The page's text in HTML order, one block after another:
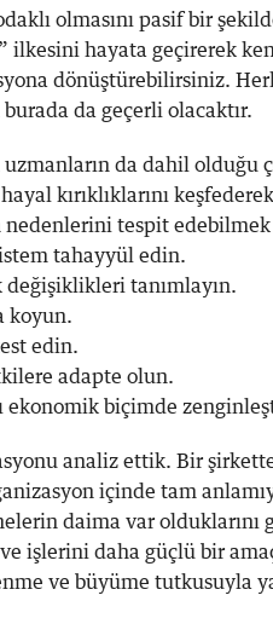
olmasını pasif bir
ilkesini hayata geçirerek
dönüştürebilirsiniz.
burada da geçerli olacaktır.
uzmanların da dahil
hayal kırıklıklarını
nedenlerini tespit
tahayyül edin.
değişiklikleri tanımlayın.
koyun.
edin.
adapte olun.
ekonomik biçimde
analiz ettik. Bir
içinde tam
daima var olduklarını
işlerini daha güçlü bir amaç
ve büyüme tutkusuyla